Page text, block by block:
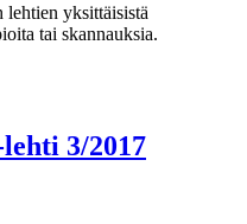
yksittäisistä
tai skannauksia.
3/2017